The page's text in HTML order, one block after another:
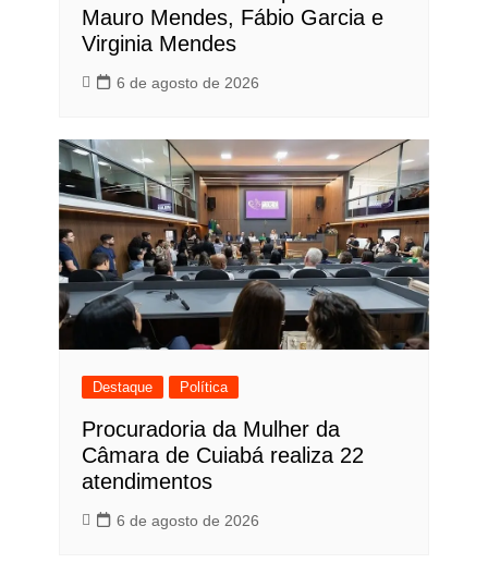
Mauro Mendes, Fábio Garcia e
Virginia Mendes
6 de agosto de 2026
Destaque Política
Procuradoria da Mulher da
Câmara de Cuiabá realiza 22
atendimentos
6 de agosto de 2026